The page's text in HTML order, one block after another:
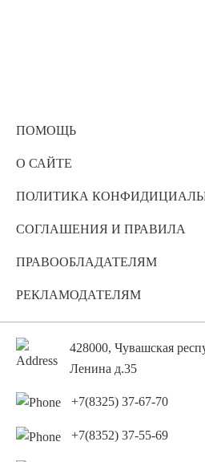
ПОМОЩЬ
О САЙТЕ
ПОЛИТИКА
СОГЛАШЕНИЯ И ПРАВИЛА
ПРАВООБЛАДАТЕЛЯМ
РЕКЛАМОДАТЕЛЯМ
428000, Чувашская
Ленина д.35
+7(8325) 37-67-70
+7(8352) 37-55-69